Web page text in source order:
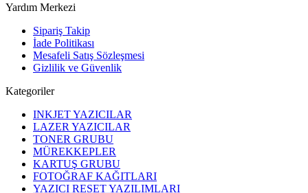
Yardım Merkezi
Sipariş Takip
İade Politikası
Mesafeli Satış Sözleşmesi
Gizlilik ve Güvenlik
Kategoriler
INKJET YAZICILAR
LAZER YAZICILAR
TONER GRUBU
MÜREKKEPLER
KARTUŞ GRUBU
FOTOĞRAF KAĞITLARI
YAZICI RESET YAZILIMLARI